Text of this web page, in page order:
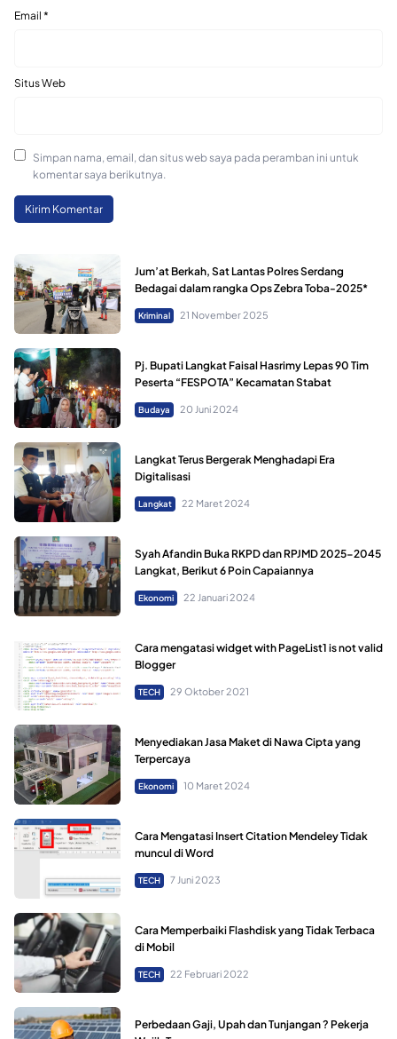
Email *
Situs Web
Simpan nama, email, dan situs web saya pada peramban ini untuk
komentar saya berikutnya.
Jum’at Berkah, Sat Lantas Polres Serdang
Bedagai dalam rangka Ops Zebra Toba-2025*
Kriminal 21 November 2025
Pj. Bupati Langkat Faisal Hasrimy Lepas 90 Tim
Peserta “FESPOTA” Kecamatan Stabat
Budaya 20 Juni 2024
Langkat Terus Bergerak Menghadapi Era
Digitalisasi
Langkat 22 Maret 2024
Syah Afandin Buka RKPD dan RPJMD 2025-2045
Langkat, Berikut 6 Poin Capaiannya
Ekonomi 22 Januari 2024
Cara mengatasi widget with PageList1 is not valid
Blogger
TECH 29 Oktober 2021
Menyediakan Jasa Maket di Nawa Cipta yang
Terpercaya
Ekonomi 10 Maret 2024
Cara Mengatasi Insert Citation Mendeley Tidak
muncul di Word
TECH 7 Juni 2023
Cara Memperbaiki Flashdisk yang Tidak Terbaca
di Mobil
TECH 22 Februari 2022
Perbedaan Gaji, Upah dan Tunjangan ? Pekerja